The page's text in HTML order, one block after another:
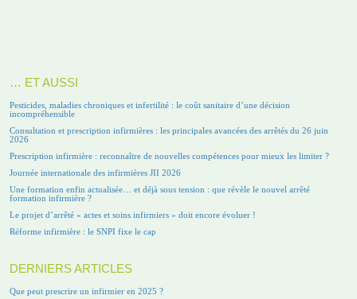
… ET AUSSI
Pesticides, maladies chroniques et infertilité : le coût sanitaire d’une décision
incompréhensible
Consultation et prescription infirmières : les principales avancées des arrêtés du 26 juin
2026
Prescription infirmière : reconnaître de nouvelles compétences pour mieux les limiter ?
Journée internationale des infirmières JII 2026
Une formation enfin actualisée… et déjà sous tension : que révèle le nouvel arrêté
formation infirmière ?
Le projet d’arrêté « actes et soins infirmiers » doit encore évoluer !
Réforme infirmière : le SNPI fixe le cap
DERNIERS ARTICLES
Que peut prescrire un infirmier en 2025 ?